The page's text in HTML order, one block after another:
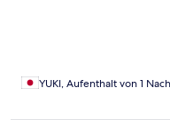
YUKI, Aufenthalt von 1